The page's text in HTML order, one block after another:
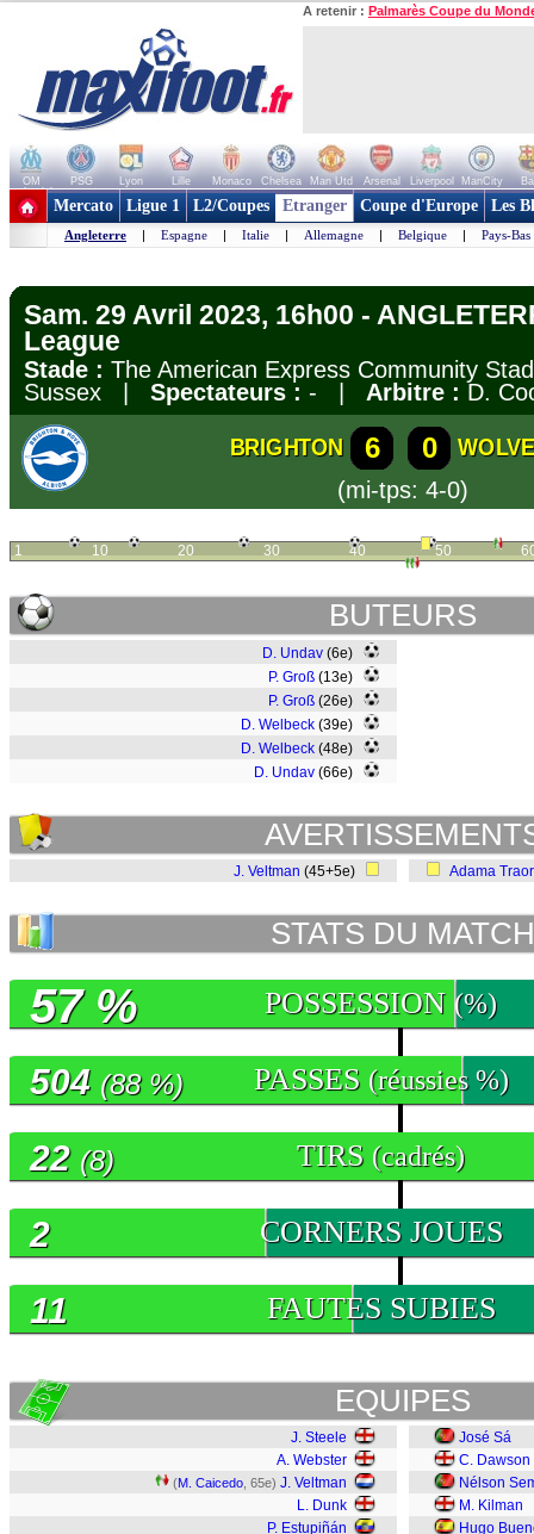
A retenir : Palmarès Coupe du
OM PSG Lyon Lille Monaco Chelsea Man Utd Arsenal Liverpool ManCity
+ de clubs
Mercato Ligue 1 L2/Coupes Etranger Coupe d'Europe Les
Angleterre | Espagne | Italie | Allemagne | Belgique | Pays-Bas
Sam. 29 Avril 2023, 16h00 -
League
Stade : The American Express Community
Sussex | Spectateurs : - | Arbitre : D.
BRIGHTON 6 0
(mi-tps: 4-0)
1 10 20 30 40 50
BUTEURS
D. Undav (6e)
P. Groß (13e)
P. Groß (26e)
D. Welbeck (39e)
D. Welbeck (48e)
D. Undav (66e)
J. Veltman (45+5e) Adama
STATS DU MATCH
POSSESSION (%)
57 %
PASSES (réussies %)
504 (88 %)
TIRS (cadrés)
22 (8)
CORNERS JOUES
2
FAUTES SUBIES
11
EQUIPES
J. Steele
A. Webster
(M. Caicedo , 65e) J. Veltman
L. Dunk
P. Estupiñán
José Sá
C. Dawson
Nélson
M. Kilman
Hugo